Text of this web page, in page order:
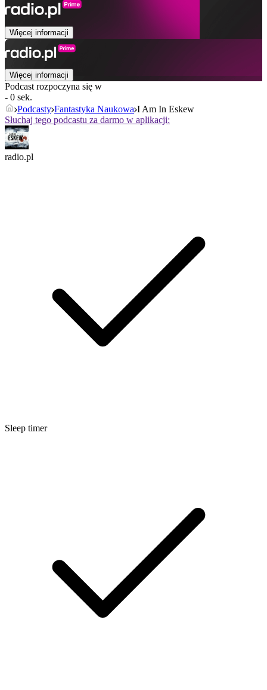
Więcej informacji
Więcej informacji
Podcast rozpoczyna się w
- 0 sek.
Podcasty Fantastyka Naukowa I Am In Eskew
Słuchaj tego podcastu za darmo w aplikacji:
radio.pl
Sleep timer